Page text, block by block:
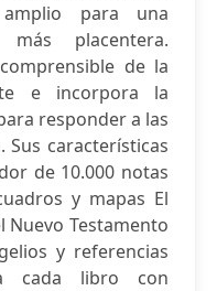
para una
placentera.
de la
e incorpora la
responder a las
características
de 10.000 notas
y mapas El
Testamento
y referencias
cada libro con